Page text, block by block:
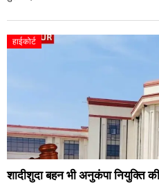
हाईकोर्ट
शादीशुदा बहन भी अनुकंपा नियुक्ति